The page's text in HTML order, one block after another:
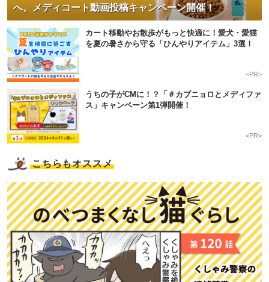
へ。メディコート動画投稿キャンペーン開催！
カート移動やお散歩がもっと快適に！愛犬・愛猫
を夏の暑さから守る「ひんやりアイテム」3選！
<PR>
うちの子がCMに！？「＃カブニョロとメディファ
ス」キャンペーン第1弾開催！
<PR>
こちらもオススメ